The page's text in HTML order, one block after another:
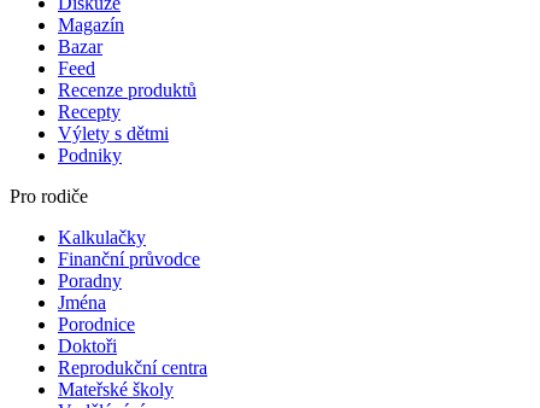
Magazín
Bazar
Feed
Recenze produktů
Recepty
Výlety s dětmi
Podniky
Pro rodiče
Kalkulačky
Finanční průvodce
Poradny
Jména
Porodnice
Doktoři
Reprodukční centra
Mateřské školy